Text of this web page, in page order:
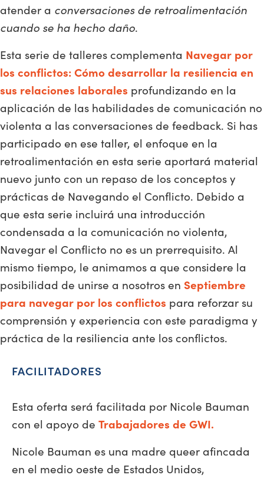
atender a conversaciones de retroalimentación
cuando se ha hecho daño.
Esta serie de talleres complementa Navegar por
los conflictos: Cómo desarrollar la resiliencia en
sus relaciones laborales profundizando en la
aplicación de las habilidades de comunicación no
violenta a las conversaciones de feedback. Si has
participado en ese taller, el enfoque en la
retroalimentación en esta serie aportará material
nuevo junto con un repaso de los conceptos y
prácticas de Navegando el Conflicto. Debido a
que esta serie incluirá una introducción
condensada a la comunicación no violenta,
Navegar el Conflicto no es un prerrequisito. Al
mismo tiempo, le animamos a que considere la
posibilidad de unirse a nosotros en Septiembre
para navegar por los conflictos para reforzar su
comprensión y experiencia con este paradigma y
práctica de la resiliencia ante los conflictos.
FACILITADORES
Esta oferta será facilitada por Nicole Bauman
con el apoyo de Trabajadores de GWI.
Nicole Bauman es una madre queer afincada
en el medio oeste de Estados Unidos,